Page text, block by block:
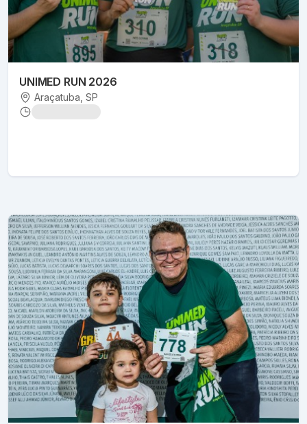
UNIMED RUN 2026
Araçatuba , SP